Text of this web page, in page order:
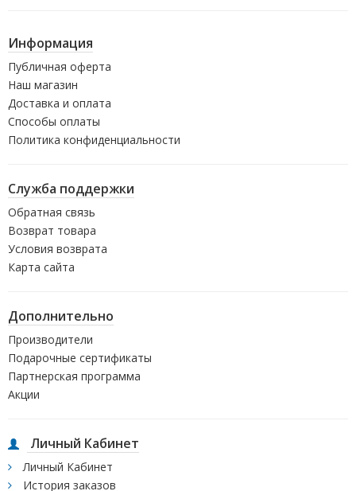
Информация
Публичная оферта
Наш магазин
Доставка и оплата
Способы оплаты
Политика конфиденциальности
Служба поддержки
Обратная связь
Возврат товара
Условия возврата
Карта сайта
Дополнительно
Производители
Подарочные сертификаты
Партнерская программа
Акции
Личный Кабинет
Личный Кабинет
История заказов